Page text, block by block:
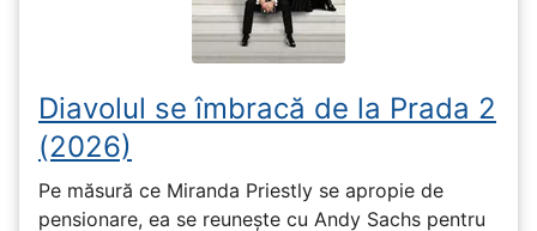
Diavolul se îmbracă de la Prada 2
(2026)
Pe măsură ce Miranda Priestly se apropie de
pensionare, ea se reunește cu Andy Sachs pentru